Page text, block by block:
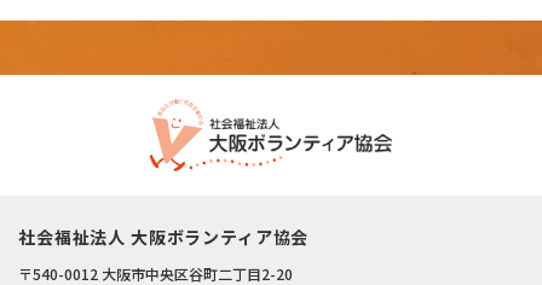
社会福祉法人 大阪ボランティア協会
〒540-0012 大阪市中央区谷町二丁目2-20